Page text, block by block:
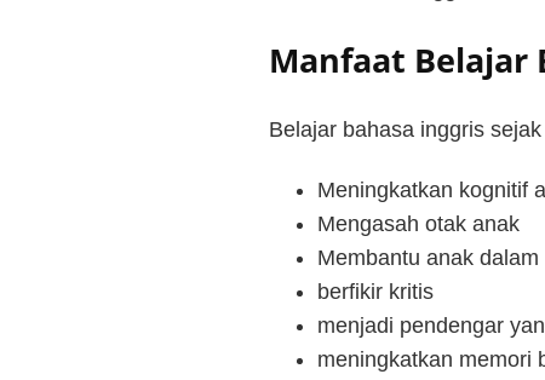
Manfaat Belajar
Belajar bahasa inggris
Meningkatkan kognitif
Mengasah otak anak
Membantu anak
berfikir kritis
menjadi pendengar
meningkatkan memori